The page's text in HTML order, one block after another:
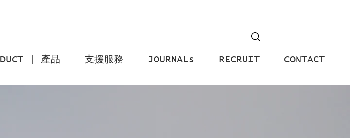
| 產品 支援服務 JOURNALs RECRUIT CONTACT